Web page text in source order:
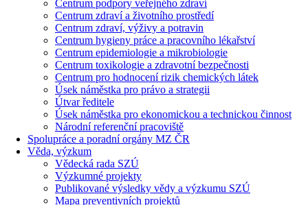
Centrum podpory veřejného zdraví
Centrum zdraví a životního prostředí
Centrum zdraví, výživy a potravin
Centrum hygieny práce a pracovního lékařství
Centrum epidemiologie a mikrobiologie
Centrum toxikologie a zdravotní bezpečnosti
Centrum pro hodnocení rizik chemických látek
Úsek náměstka pro právo a strategii
Útvar ředitele
Úsek náměstka pro ekonomickou a technickou činnost
Národní referenční pracoviště
Spolupráce a poradní orgány MZ ČR
Věda, výzkum
Vědecká rada SZÚ
Výzkumné projekty
Publikované výsledky vědy a výzkumu SZÚ
Mapa preventivních projektů